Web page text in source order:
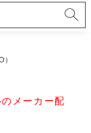
メーカー配